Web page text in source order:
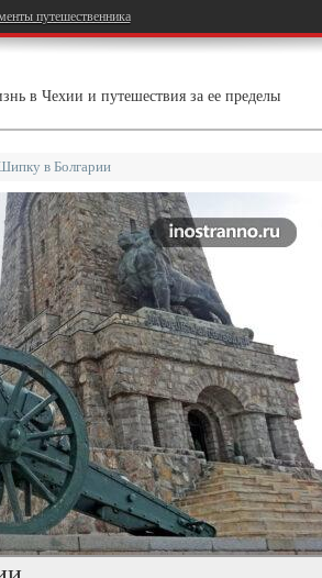
путешественника
в Чехии и путешествия за ее пределы
в Болгарии